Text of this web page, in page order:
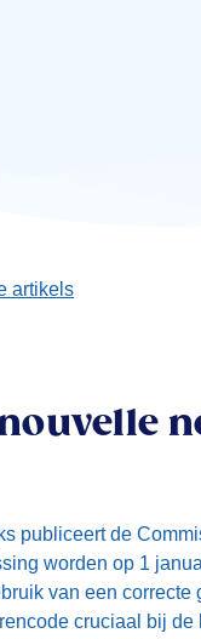
artikels
publiceert de
worden op 1
van een
cruciaal bij de